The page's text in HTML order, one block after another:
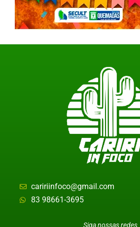
caririinfoco@gmail.com
83 98661-3695
Siga nossas redes